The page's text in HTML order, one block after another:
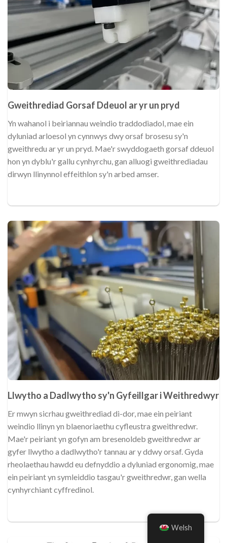
Gweithrediad Gorsaf Ddeuol ar yr un pryd
Yn wahanol i beiriannau weindio traddodiadol, mae ein
dyluniad arloesol yn cynnwys dwy orsaf brosesu sy'n
gweithredu ar yr un pryd. Mae'r swyddogaeth gorsaf ddeuol
hon yn dyblu'r gallu cynhyrchu, gan alluogi gweithrediadau
dirwyn llinynnol effeithlon sy'n arbed amser.
Llwytho a Dadlwytho sy'n Gyfeillgar i Weithredwyr
Er mwyn sicrhau gweithrediad di-dor, mae ein peiriant
weindio llinyn yn blaenoriaethu cyfleustra gweithredwr.
Mae'r peiriant yn gofyn am bresenoldeb gweithredwr ar
gyfer llwytho a dadlwytho'r tannau ar y ddwy orsaf. Gyda
rheolaethau hawdd eu defnyddio a dyluniad ergonomig, mae
ein peiriant yn symleiddio tasgau'r gweithredwr, gan wella
cynhyrchiant cyffredinol.
Welsh